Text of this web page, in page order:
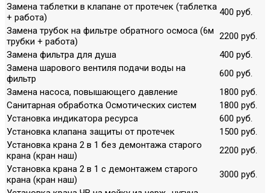
Замена таблетки в клапане от протечек (таблетка
+ работа)
400 руб.
Замена трубок на фильтре обратного осмоса (6м
трубки + работа)
2200 руб.
Замена фильтра для душа
400 руб.
Замена шарового вентиля подачи воды на
фильтр
600 руб.
Замена насоса, повышающего давление
1800 руб.
Санитарная обработка Осмотических систем
1800 руб.
Установка индикатора ресурса
600 руб.
Установка клапана защиты от протечек
1500 руб.
Установка крана 2 в 1 без демонтажа старого
крана (кран наш)
2200 руб.
Установка крана 2 в 1 с демонтажем старого
крана (кран наш)
3000 руб.